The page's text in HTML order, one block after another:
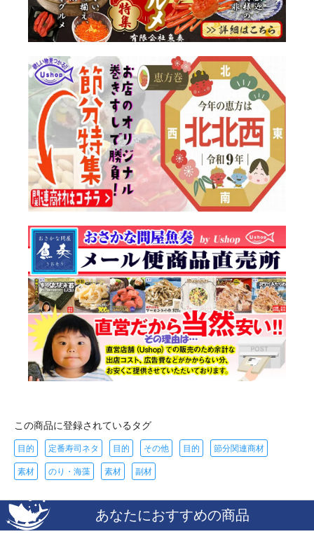
この商品に登録されているタグ
目的 定番寿司ネタ 目的 その他 目的 節分関連商材
素材 のり・海藻 素材 副材
あなたにおすすめの商品